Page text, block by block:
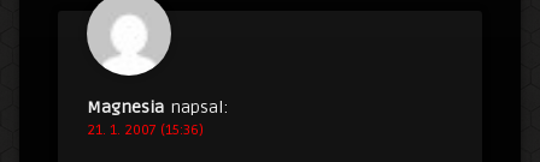
Magnesia napsal:
21. 1. 2007 (15:36)